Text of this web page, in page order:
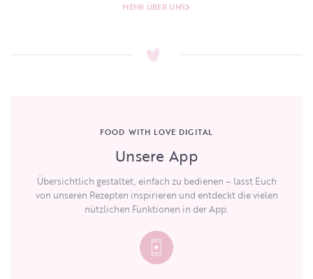
MEHR ÜBER UNS
FOOD WITH LOVE DIGITAL
Unsere App
Übersichtlich gestaltet, einfach zu bedienen – lasst Euch
von unseren Rezepten inspirieren und entdeckt die vielen
nützlichen Funktionen in der App.